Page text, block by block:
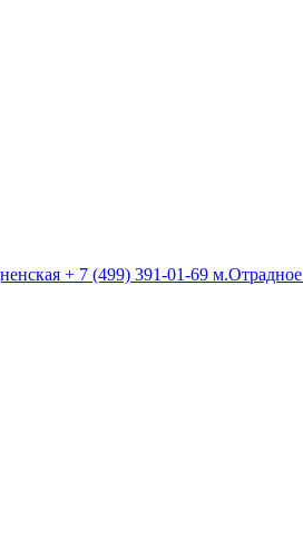
+ 7 (499) 391-01-69 м.Отрадное